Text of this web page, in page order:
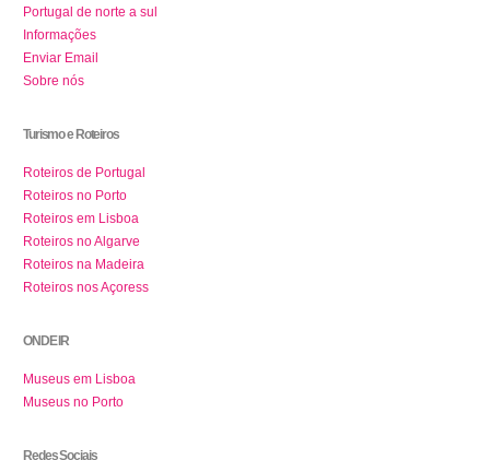
Portugal de norte a sul
Informações
Enviar Email
Sobre nós
Turismo e Roteiros
Roteiros de Portugal
Roteiros no Porto
Roteiros em Lisboa
Roteiros no Algarve
Roteiros na Madeira
Roteiros nos Açoress
ONDE IR
Museus em Lisboa
Museus no Porto
Redes Sociais